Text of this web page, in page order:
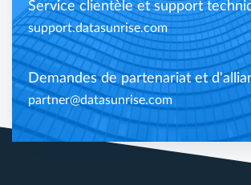
Service clientèle et support
support.datasunrise.com
Demandes de partenariat et
partner@datasunrise.com